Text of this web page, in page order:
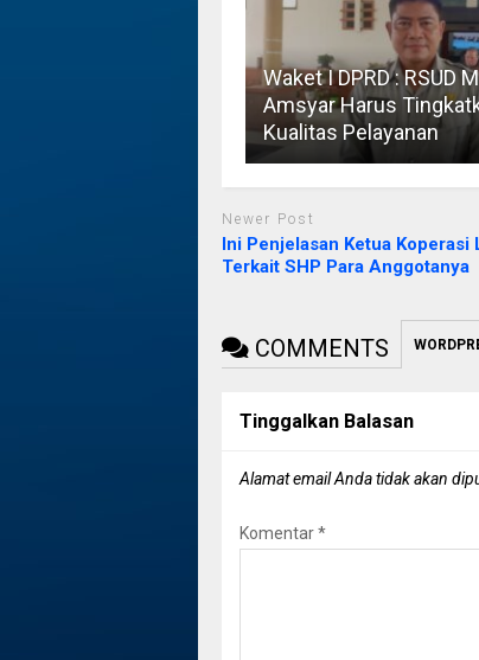
Waket I DPRD : RSUD
Amsyar Harus
Kualitas Pelayanan
Newer Post
Ini Penjelasan Ketua Koperasi
Terkait SHP Para Anggotanya
COMMENTS
Tinggalkan Balasan
Alamat email Anda tidak akan
Komentar*